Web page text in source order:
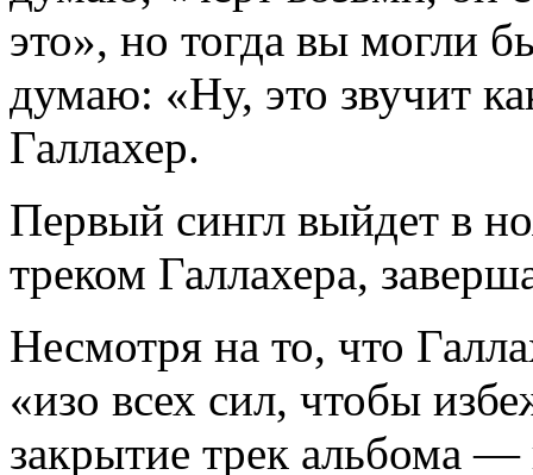
это», но тогда вы могли
думаю: «Ну, это звучит
Галлахер.
Первый сингл выйдет в
треком Галлахера,
Несмотря на то, что
«изо всех сил, чтобы
закрытие трек альбома